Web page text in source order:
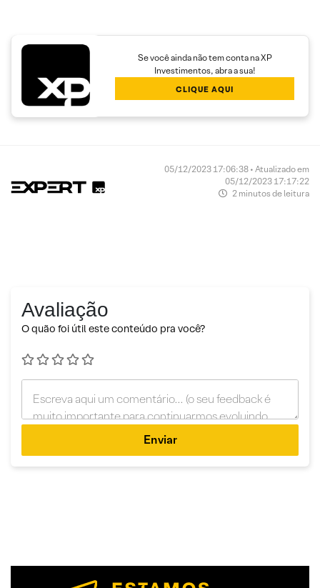
Se você ainda não tem conta na XP
Investimentos, abra a sua!
CLIQUE AQUI
05/12/2023 17:06:38 • Atualizado em
05/12/2023 17:17:22
2 minutos de leitura
Avaliação
O quão foi útil este conteúdo pra você?
Enviar